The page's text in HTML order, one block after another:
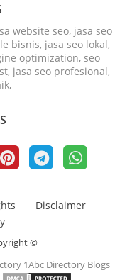
website seo, jasa seo
bisnis, jasa seo lokal,
optimization, seo
jasa seo profesional,
Disclaimer
©
1Abc Directory Blogs